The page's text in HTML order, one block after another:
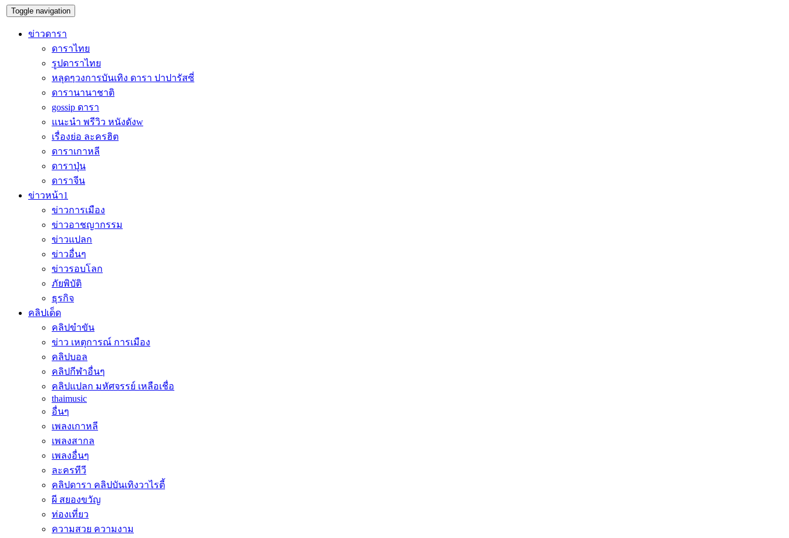
Toggle navigation
ข่าวดารา
ดาราไทย
รูปดาราไทย
หลุดๆวงการบันเทิง ดารา ปาปารัสซี่
ดารานานาชาติ
gossip ดารา
แนะนำ พรีวิว หนังดังw
เรื่องย่อ ละครฮิต
ดาราเกาหลี
ดาราปุ่น
ดาราจีน
ข่าวหน้า1
ข่าวการเมือง
ข่าวอาชญากรรม
ข่าวแปลก
ข่าวอื่นๆ
ข่าวรอบโลก
ภัยพิบัติ
ธุรกิจ
คลิปเด็ด
คลิปขำขัน
ข่าว เหตุการณ์ การเมือง
คลิปบอล
คลิปกีฬาอื่นๆ
คลิปแปลก มหัศจรรย์ เหลือเชื่อ
thaimusic
อื่นๆ
เพลงเกาหลี
เพลงสากล
เพลงอื่นๆ
ละครทีวี
คลิปดารา คลิปบันเทิงวาไรตี้
ผี สยองขวัญ
ท่องเที่ยว
ความสวย ความงาม